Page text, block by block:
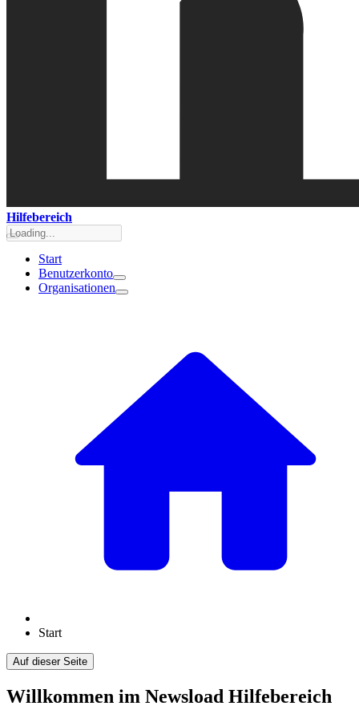
Hilfebereich
Start
Benutzerkonto
Organisationen
Start
Auf dieser Seite
Willkommen im Newsload Hilfebereich